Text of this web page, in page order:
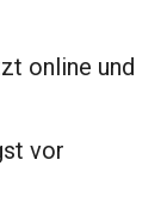
online und
vor